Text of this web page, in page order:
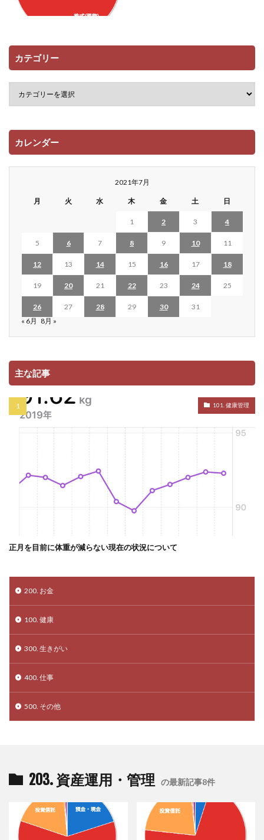
カテゴリー
カレンダー
2021年7月
月 火 水 木 金 土 日
1 2 3 4
5 6 7 8 9 10 11
12 13 14 15 16 17 18
19 20 21 22 23 24 25
26 27 28 29 30
31
« 6月 8月 »
主な記事
101. 健康管理
正月を目前に体重が減らない現在の状況について
200. お金
100. 健康
300. 生きがい
400. 仕事
500. その他
203. 資産運用・管理 の最新記事8件